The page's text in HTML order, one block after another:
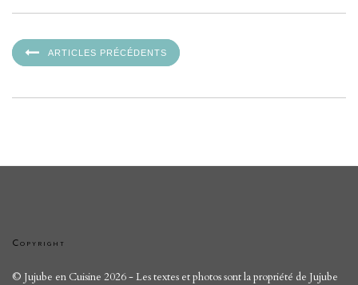
ARTICLES PRÉCÉDENTS
Copyright
© Jujube en Cuisine 2026 - Les textes et photos sont la propriété de Jujube